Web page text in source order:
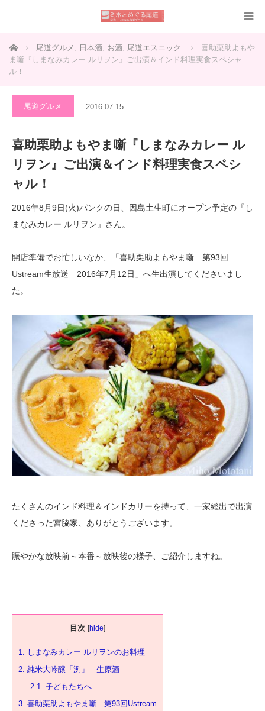
ホーム 尾道グルメ , 日本酒, お酒, 尾道エスニック
喜助栗助よもや
ま噺『しまなみカレー ルリヲン』ご出演＆インド料理実食スペシャ
ル！
尾道グルメ 2016.07.15
喜助栗助よもやま噺『しまなみカレー ル
リヲン』ご出演＆インド料理実食スペシ
ャル！
2016年8月9日(火)パンクの日、因島土生町にオープン予定の『し
まなみカレー ルリヲン』さん。
開店準備でお忙しいなか、「喜助栗助よもやま噺 第93回
Ustream生放送 2016年7月12日」へ生出演してくださいまし
た。
たくさんのインド料理＆インドカリーを持って、一家総出で出演
くださった宮脇家、ありがとうございます。
賑やかな放映前～本番～放映後の様子、ご紹介しますね。
目次 [hide]
1. しまなみカレー ルリヲンのお料理
2. 純米大吟醸「洌」 生原酒
2.1. 子どもたちへ
3. 喜助栗助よもやま噺 第93回Ustream